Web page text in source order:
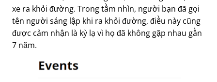
xe ra khỏi đường. Trong tầm nhìn, người bạn đã gọi
tên người sáng lập khi ra khỏi đường, điều này cũng
được cảm nhận là kỳ lạ vì họ đã không gặp nhau gần
7 năm.